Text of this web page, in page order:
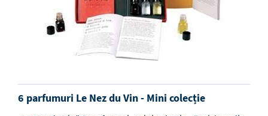
6 parfumuri Le Nez du Vin - Mini colecție